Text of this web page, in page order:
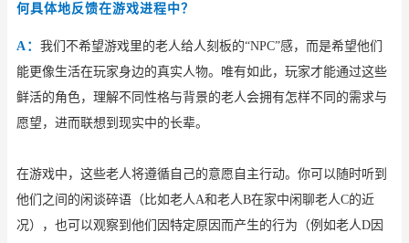
何具体地反馈在游戏进程中？
A： 我们不希望游戏里的老人给人刻板的“NPC”感，而是希望他们
能更像生活在玩家身边的真实人物。唯有如此，玩家才能通过这些
鲜活的角色，理解不同性格与背景的老人会拥有怎样不同的需求与
愿望，进而联想到现实中的长辈。
在游戏中，这些老人将遵循自己的意愿自主行动。你可以随时听到
他们之间的闲谈碎语（比如老人A和老人B在家中闲聊老人C的近
况），也可以观察到他们因特定原因而产生的行为（例如老人D因